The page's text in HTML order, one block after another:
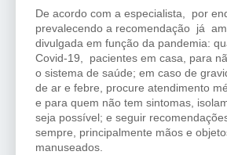
De acordo com a especialista, por
prevalecendo a recomendação já
divulgada em função da pandemia:
Covid-19, pacientes em casa, para
o sistema de saúde; em caso de
de ar e febre, procure atendimento
e para quem não tem sintomas,
seja possível; e seguir
sempre, principalmente mãos e
manuseados.